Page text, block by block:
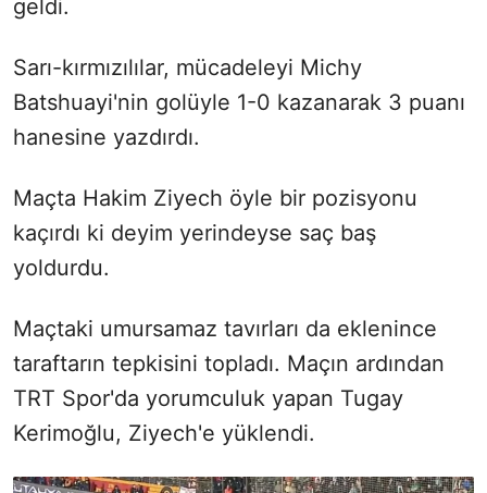
geldi.
Sarı-kırmızılılar, mücadeleyi Michy
Batshuayi'nin golüyle 1-0 kazanarak 3 puanı
hanesine yazdırdı.
Maçta Hakim Ziyech öyle bir pozisyonu
kaçırdı ki deyim yerindeyse saç baş
yoldurdu.
Maçtaki umursamaz tavırları da eklenince
taraftarın tepkisini topladı. Maçın ardından
TRT Spor'da yorumculuk yapan Tugay
Kerimoğlu, Ziyech'e yüklendi.